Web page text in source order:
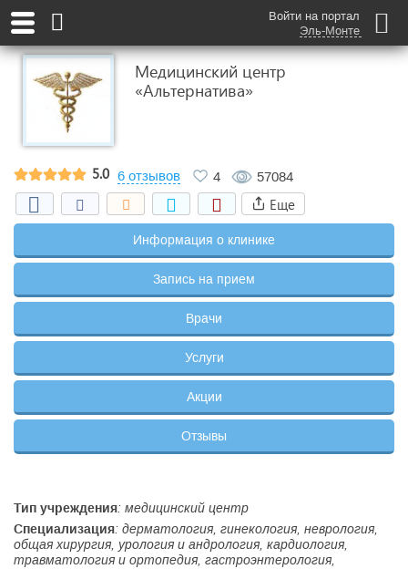
Войти на портал
Эль-Монте
Медицинский центр
«Альтернатива»
5.0 6 отзывов 4 57084
Еще
Информация о клинике
Запись на прием
Врачи
Услуги
Акции
Отзывы
Тип учреждения: медицинский центр
Специализация: дерматология, гинекология, неврология,
общая хирургия, урология и андрология, кардиология,
травматология и ортопедия, гастроэнтерология,